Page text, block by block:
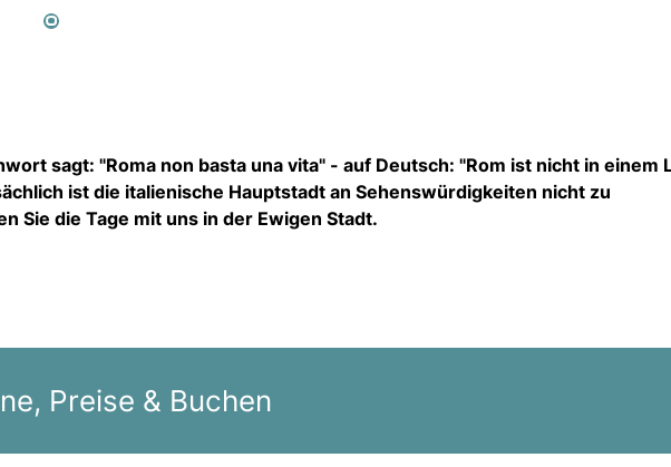
sagt: "Roma non basta una vita" - auf Deutsch: "Rom ist nicht in einem
ist die italienische Hauptstadt an Sehenswürdigkeiten nicht zu
Sie die Tage mit uns in der Ewigen Stadt.
Preise & Buchen